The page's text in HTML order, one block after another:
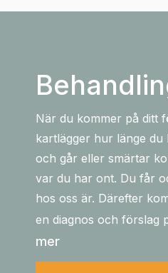
När du kommer på ditt
kartlägger hur länge
och går eller smärtar
var du har ont. Du får
hos oss är. Därefter
en diagnos och förslag
mer